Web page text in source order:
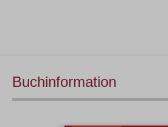
Buchinformation